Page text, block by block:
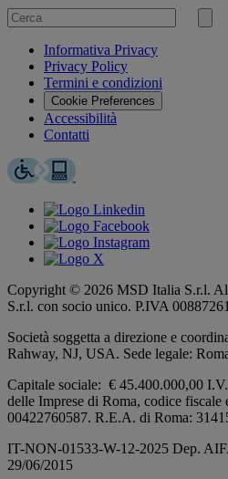
Cerca
per
Invia
Informativa Privacy
Privacy Policy
Termini e condizioni
Cookie Preferences
Accessibilità
Contatti
Copyright © 2026 MSD Italia S.r.l.
S.r.l. con socio unico. P.IVA
Società soggetta a direzione e
Rahway, NJ, USA. Sede legale:
Capitale sociale: € 45.400.000,00
delle Imprese di Roma, codice fiscale
00422760587. R.E.A. di Roma:
IT-NON-01533-W-12-2025 Dep.
29/06/2015